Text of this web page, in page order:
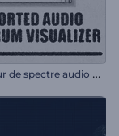
V
isualisateur de spectre audio déformé